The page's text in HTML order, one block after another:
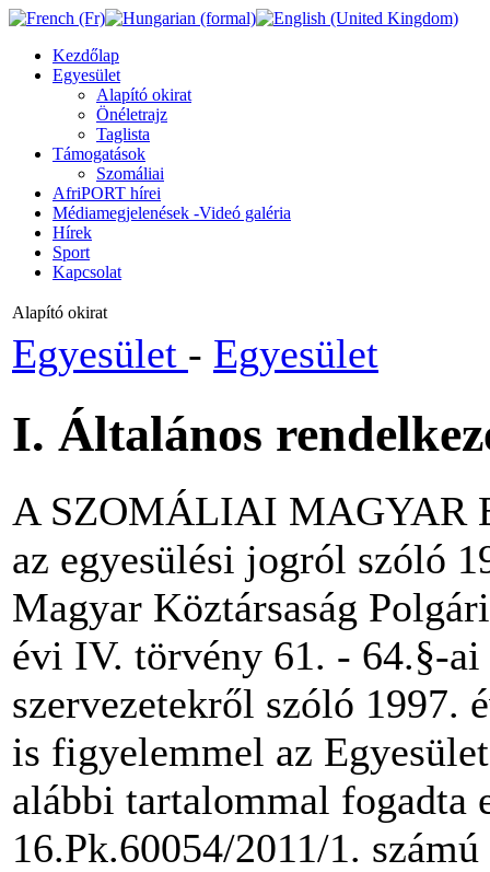
Kezdőlap
Egyesület
Alapító okirat
Önéletrajz
Taglista
Támogatások
Szomáliai
AfriPORT hírei
Médiamegjelenések -Videó galéria
Hírek
Sport
Kapcsolat
Alapító okirat
Egyesület - Egyesület
I. Általános
A SZOMÁLIAI MAGYAR
az egyesülési jogról szóló
Magyar Köztársaság
évi IV. törvény 61. - 64.§-ai
szervezetekről szóló 1997.
is figyelemmel az
alábbi tartalommal fogadta
16.Pk.60054/2011/1.